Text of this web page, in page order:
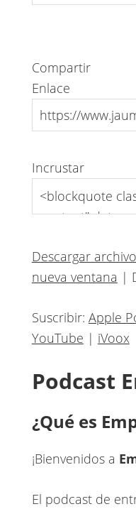
Compartir
Enlace
Incrustar
Descargar archivo
nueva ventana |
Suscribir: Apple
YouTube | iVoox
Podcast
¿Qué es
¡Bienvenidos a
El podcast de